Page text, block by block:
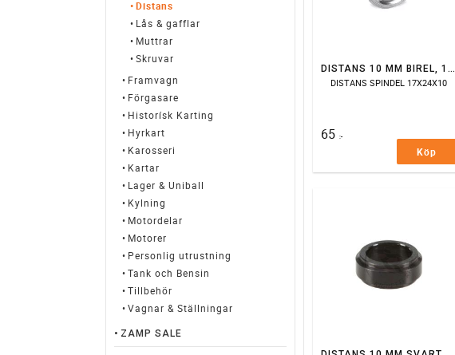
DISTANS 10 MM BIREL, 17 MM AXEL
DISTANS SPINDEL 17X24X10
65 :-
Köp
Distans
Lås & gafflar
Muttrar
Skruvar
Framvagn
Förgasare
Historísk Karting
Hyrkart
Karosseri
Kartar
Lager & Uniball
Kylning
Motordelar
Motorer
Personlig utrustning
Tank och Bensin
Tillbehör
Vagnar & Ställningar
ZAMP SALE